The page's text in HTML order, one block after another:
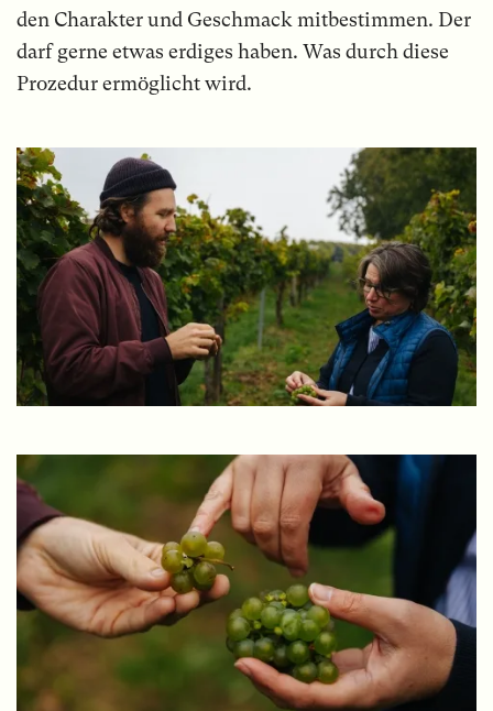
den Charakter und Geschmack mitbestimmen. Der
darf gerne etwas erdiges haben. Was durch diese
Prozedur ermöglicht wird.